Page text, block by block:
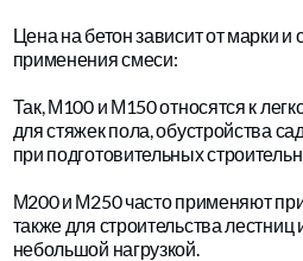
Цена на бетон зависит от марки и
применения смеси:
Так, М100 и М150 относятся к
для стяжек пола, обустройства
при подготовительных
М200 и М250 часто применяют
также для строительства лестниц
небольшой нагрузкой.